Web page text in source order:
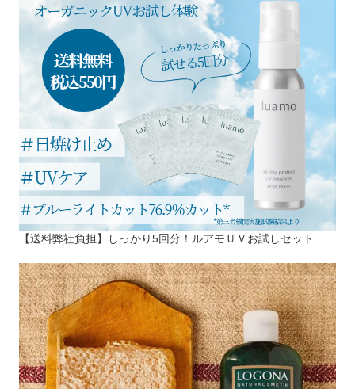
【送料弊社負担】しっかり5回分！ルアモＵＶお試しセット